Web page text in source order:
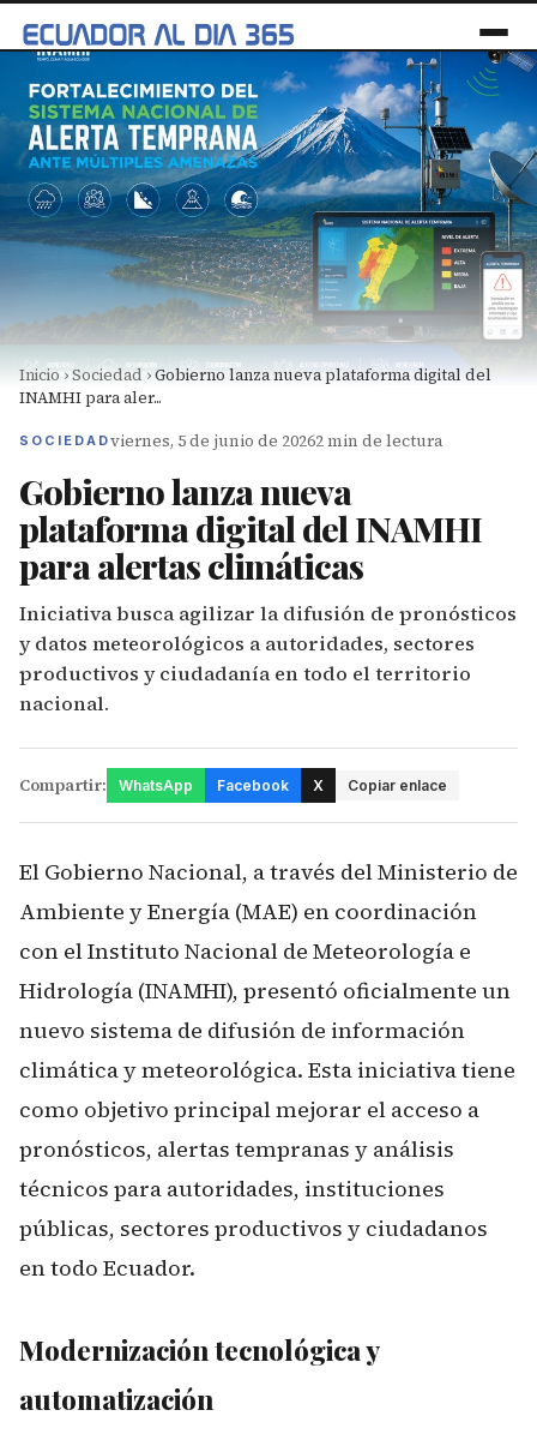
Inicio›Sociedad ›Gobierno lanza nueva plataforma digital del
INAMHI para aler...
SOCIEDADviernes, 5 de junio de 20262 min de lectura
Gobierno lanza nueva
plataforma digital del INAMHI
para alertas climáticas
Iniciativa busca agilizar la difusión de pronósticos
y datos meteorológicos a autoridades, sectores
productivos y ciudadanía en todo el territorio
nacional.
Compartir: WhatsApp Facebook X Copiar enlace
El Gobierno Nacional, a través del Ministerio de
Ambiente y Energía (MAE) en coordinación
con el Instituto Nacional de Meteorología e
Hidrología (INAMHI), presentó oficialmente un
nuevo sistema de difusión de información
climática y meteorológica. Esta iniciativa tiene
como objetivo principal mejorar el acceso a
pronósticos, alertas tempranas y análisis
técnicos para autoridades, instituciones
públicas, sectores productivos y ciudadanos
en todo Ecuador.
Modernización tecnológica y
automatización